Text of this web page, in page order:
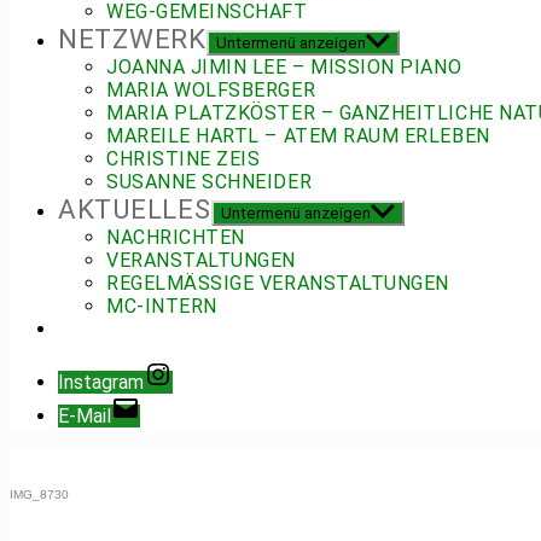
WEG-GEMEINSCHAFT
NETZWERK Untermenü anzeigen
JOANNA JIMIN LEE – MISSION PIANO
MARIA WOLFSBERGER
MARIA PLATZKÖSTER – GANZHEITLICHE
MAREILE HARTL – ATEM RAUM ERLEBEN
CHRISTINE ZEIS
SUSANNE SCHNEIDER
AKTUELLES Untermenü anzeigen
NACHRICHTEN
VERANSTALTUNGEN
REGELMÄSSIGE VERANSTALTUNGEN
MC-INTERN
Instagram
E-Mail
IMG_8730